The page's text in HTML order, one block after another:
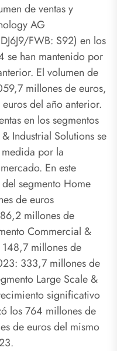
de ventas y
AG
FWB: S92) en los
se han mantenido por
El volumen de
millones de euros,
del año anterior.
en los segmentos
Industrial Solutions se
por la
En este
segmento Home
de euros
millones de
Commercial &
millones de
333,7 millones de
Large Scale &
significativo
los 764 millones de
de euros del mismo